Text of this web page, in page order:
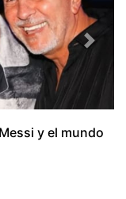
y el mundo
Next